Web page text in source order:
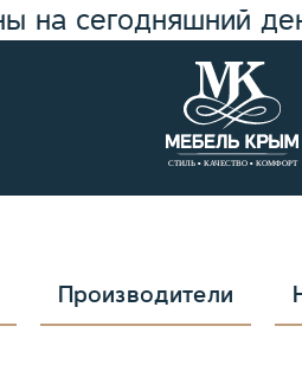
на сегодняшний
Производители